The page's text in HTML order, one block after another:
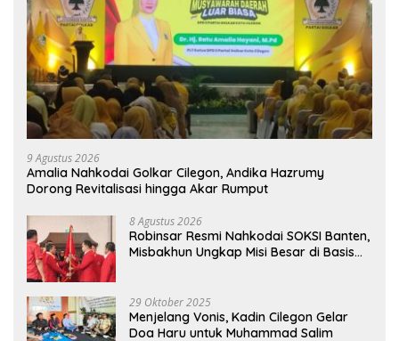
9 Agustus 2026
Amalia Nahkodai Golkar Cilegon, Andika Hazrumy
Dorong Revitalisasi hingga Akar Rumput
8 Agustus 2026
Robinsar Resmi Nahkodai SOKSI Banten,
Misbakhun Ungkap Misi Besar di Basis
29 Oktober 2025
Menjelang Vonis, Kadin Cilegon Gelar
Doa Haru untuk Muhammad Salim